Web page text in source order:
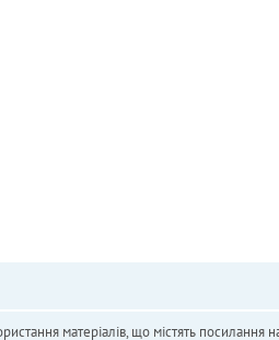
матеріалів, що містять посилання